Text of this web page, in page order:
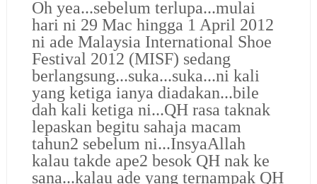
Oh yea...sebelum terlupa...mulai
hari ni 29 Mac hingga 1 April 2012
ni ade Malaysia International Shoe
Festival 2012 (MISF) sedang
berlangsung...suka...suka...ni kali
yang ketiga ianya diadakan...bile
dah kali ketiga ni...QH rasa taknak
lepaskan begitu sahaja macam
tahun2 sebelum ni...InsyaAllah
kalau takde ape2 besok QH nak ke
sana...kalau ade yang ternampak QH